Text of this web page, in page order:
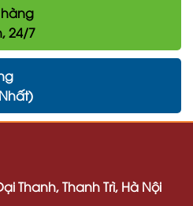
24/7
Thanh, Thanh Trì, Hà Nội